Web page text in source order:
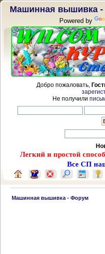
Машинная вышивка
Powered by
Добро пожаловать,
Не получили
Легкий и простой
Все СП
Машинная вышивка - Форум